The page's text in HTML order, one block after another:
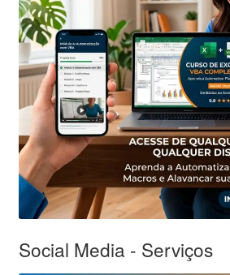
Social Media - Serviços